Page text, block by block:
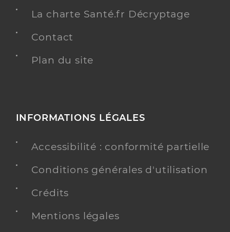
La charte Santé.fr Décryptage
Contact
Plan du site
INFORMATIONS LÉGALES
Accessibilité : conformité partielle
Conditions générales d'utilisation
Crédits
Mentions légales